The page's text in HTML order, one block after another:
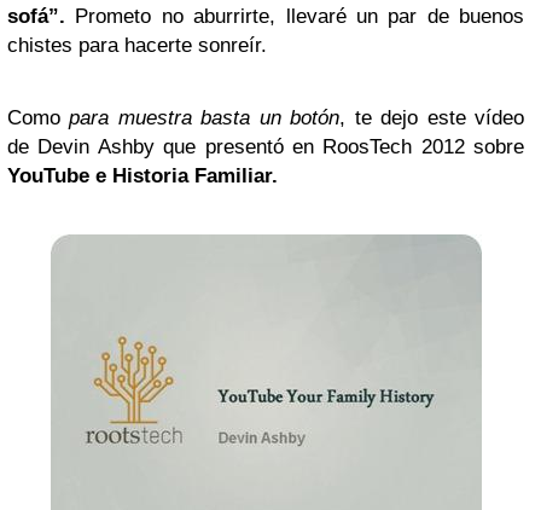
sofá”. Prometo no aburrirte, llevaré un par de buenos
chistes para hacerte sonreír.
Comopara muestra basta un botón, te dejo este vídeo
de Devin Ashby que presentó en RoosTech 2012 sobre
YouTube e Historia Familiar.